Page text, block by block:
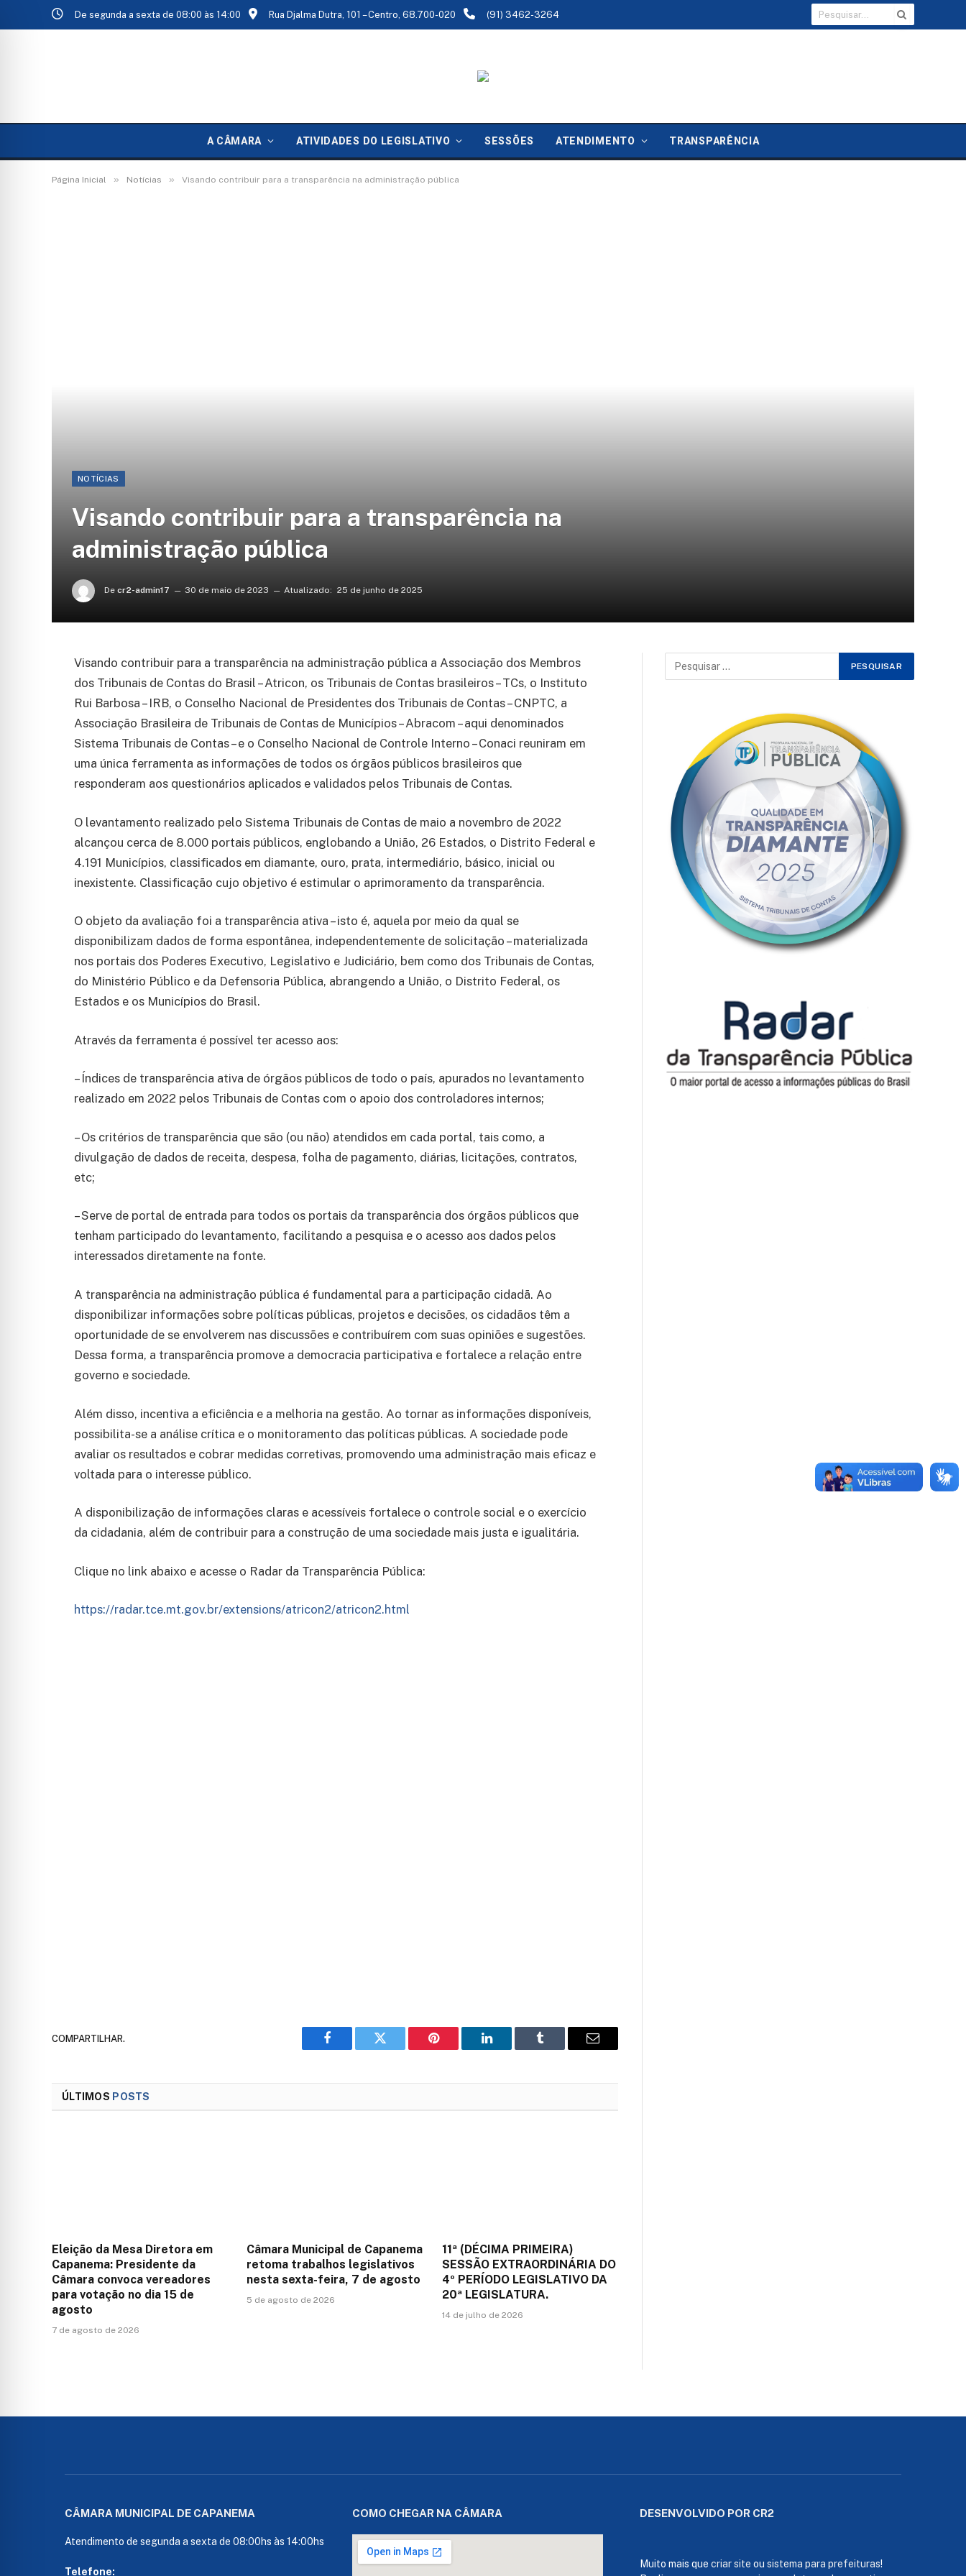
De segunda a sexta de 08:00 às 14:00 Rua Djalma Dutra, 101 – Centro, 68.700-020 (91) 3462-3264
A CÂMARA ATIVIDADES DO LEGISLATIVO SESSÕES ATENDIMENTO TRANSPARÊNCIA
Página Inicial » Notícias » Visando contribuir para a transparência na administração pública
NOTÍCIAS
Visando contribuir para a transparência na
administração pública
De cr2-admin17 30 de maio de 2023 Atualizado: 25 de junho de 2025
Visando contribuir para a transparência na administração pública a Associação dos Membros
dos Tribunais de Contas do Brasil – Atricon, os Tribunais de Contas brasileiros – TCs, o Instituto
Rui Barbosa – IRB, o Conselho Nacional de Presidentes dos Tribunais de Contas – CNPTC, a
Associação Brasileira de Tribunais de Contas de Municípios – Abracom – aqui denominados
Sistema Tribunais de Contas – e o Conselho Nacional de Controle Interno – Conaci reuniram em
uma única ferramenta as informações de todos os órgãos públicos brasileiros que
responderam aos questionários aplicados e validados pelos Tribunais de Contas.
O levantamento realizado pelo Sistema Tribunais de Contas de maio a novembro de 2022
alcançou cerca de 8.000 portais públicos, englobando a União, 26 Estados, o Distrito Federal e
4.191 Municípios, classificados em diamante, ouro, prata, intermediário, básico, inicial ou
inexistente. Classificação cujo objetivo é estimular o aprimoramento da transparência.
O objeto da avaliação foi a transparência ativa – isto é, aquela por meio da qual se
disponibilizam dados de forma espontânea, independentemente de solicitação – materializada
nos portais dos Poderes Executivo, Legislativo e Judiciário, bem como dos Tribunais de Contas,
do Ministério Público e da Defensoria Pública, abrangendo a União, o Distrito Federal, os
Estados e os Municípios do Brasil.
Através da ferramenta é possível ter acesso aos:
– Índices de transparência ativa de órgãos públicos de todo o país, apurados no levantamento
realizado em 2022 pelos Tribunais de Contas com o apoio dos controladores internos;
– Os critérios de transparência que são (ou não) atendidos em cada portal, tais como, a
divulgação de dados de receita, despesa, folha de pagamento, diárias, licitações, contratos,
etc;
– Serve de portal de entrada para todos os portais da transparência dos órgãos públicos que
tenham participado do levantamento, facilitando a pesquisa e o acesso aos dados pelos
interessados diretamente na fonte.
A transparência na administração pública é fundamental para a participação cidadã. Ao
disponibilizar informações sobre políticas públicas, projetos e decisões, os cidadãos têm a
oportunidade de se envolverem nas discussões e contribuírem com suas opiniões e sugestões.
Dessa forma, a transparência promove a democracia participativa e fortalece a relação entre
governo e sociedade.
Além disso, incentiva a eficiência e a melhoria na gestão. Ao tornar as informações disponíveis,
possibilita-se a análise crítica e o monitoramento das políticas públicas. A sociedade pode
avaliar os resultados e cobrar medidas corretivas, promovendo uma administração mais eficaz e
voltada para o interesse público.
A disponibilização de informações claras e acessíveis fortalece o controle social e o exercício
da cidadania, além de contribuir para a construção de uma sociedade mais justa e igualitária.
Clique no link abaixo e acesse o Radar da Transparência Pública:
https://radar.tce.mt.gov.br/extensions/atricon2/atricon2.html
COMPARTILHAR.
Facebook Twitter Pinterest LinkedIn Tumblr Email
ÚLTIMOS POSTS
Eleição da Mesa Diretora em
Capanema: Presidente da
Câmara convoca vereadores
para votação no dia 15 de
agosto
7 de agosto de 2026
Câmara Municipal de Capanema
retoma trabalhos legislativos
nesta sexta-feira, 7 de agosto
5 de agosto de 2026
11ª (DÉCIMA PRIMEIRA)
SESSÃO EXTRAORDINÁRIA DO
4º PERÍODO LEGISLATIVO DA
20ª LEGISLATURA.
14 de julho de 2026
CÂMARA MUNICIPAL DE CAPANEMA
Atendimento de segunda a sexta de 08:00hs às 14:00hs
Telefone:
COMO CHEGAR NA CÂMARA DESENVOLVIDO POR CR2
Muito mais que criar site ou sistema para prefeituras!